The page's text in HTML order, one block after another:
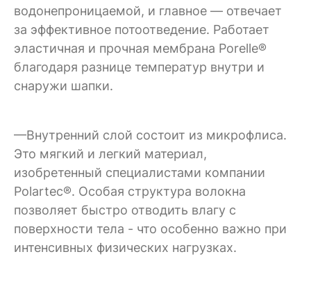
водонепроницаемой, и главное — отвечает
за эффективное потоотведение. Работает
эластичная и прочная мембрана Porelle®
благодаря разнице температур внутри и
снаружи шапки.
—Внутренний слой состоит из микрофлиса.
Это мягкий и легкий материал,
изобретенный специалистами компании
Polartec®. Особая структура волокна
позволяет быстро отводить влагу с
поверхности тела - что особенно важно при
интенсивных физических нагрузках.